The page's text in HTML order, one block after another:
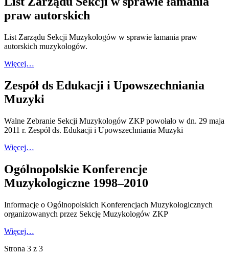
praw autorskich
List Zarządu Sekcji Muzykologów w sprawie łamania praw
autorskich muzykologów.
Więcej…
Zespół ds Edukacji i Upowszechniania
Muzyki
Walne Zebranie Sekcji Muzykologów ZKP powołało w dn. 29 maja
2011 r. Zespół ds. Edukacji i Upowszechniania Muzyki
Więcej…
Ogólnopolskie Konferencje
Muzykologiczne 1998–2010
Informacje o Ogólnopolskich Konferencjach Muzykologicznych
organizowanych przez Sekcję Muzykologów ZKP
Więcej…
Strona 3 z 3